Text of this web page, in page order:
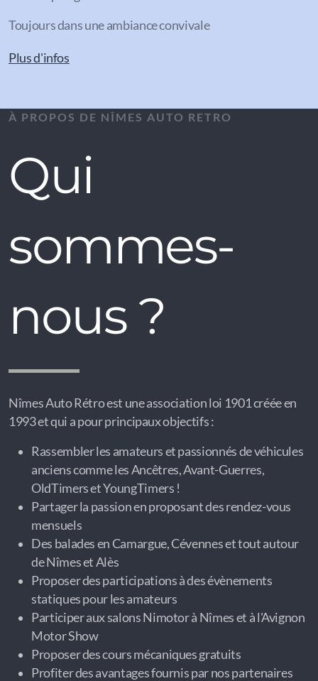
Toujours dans une ambiance convivale
Plus d'infos
À PROPOS DE NÎMES AUTO RETRO
Qui
sommes-
nous ?
Nîmes Auto Rétro est une association loi 1901 créée en
1993 et qui a pour principaux objectifs :
Rassembler les amateurs et passionnés de véhicules
anciens comme les Ancêtres, Avant-Guerres,
OldTimers et YoungTimers !
Partager la passion en proposant des rendez-vous
mensuels
Des balades en Camargue, Cévennes et tout autour
de Nîmes et Alès
Proposer des participations à des évènements
statiques pour les amateurs
Participer aux salons Nimotor à Nîmes et à l'Avignon
Motor Show
Proposer des cours mécaniques gratuits
Profiter des avantages fournis par nos partenaires